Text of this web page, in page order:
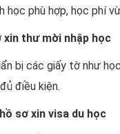
học phù hợp, học phí
xin thư mời nhập học
bị các giấy tờ như
điều kiện.
sơ xin visa du học